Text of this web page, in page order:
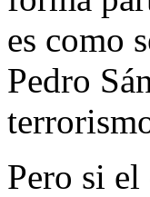
es como
Pedro
Pero si el